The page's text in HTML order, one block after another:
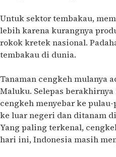
Untuk sektor tembakau,
lebih karena kurangnya
rokok kretek nasional.
tembakau di dunia.
Tanaman cengkeh mulanya
Maluku. Selepas
cengkeh menyebar ke
ke luar negeri dan ditanam
Yang paling terkenal,
hari ini, Indonesia masih